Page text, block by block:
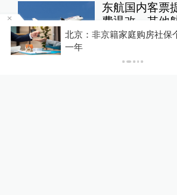
东航国内客票
费退改，其他
10%公司 11小时前
北京：非京籍家庭购房社保
一年